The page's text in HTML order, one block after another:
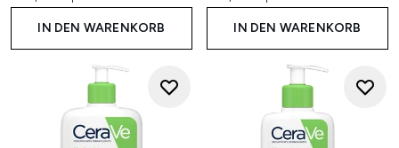
IN DEN WARENKORB IN DEN WARENKORB